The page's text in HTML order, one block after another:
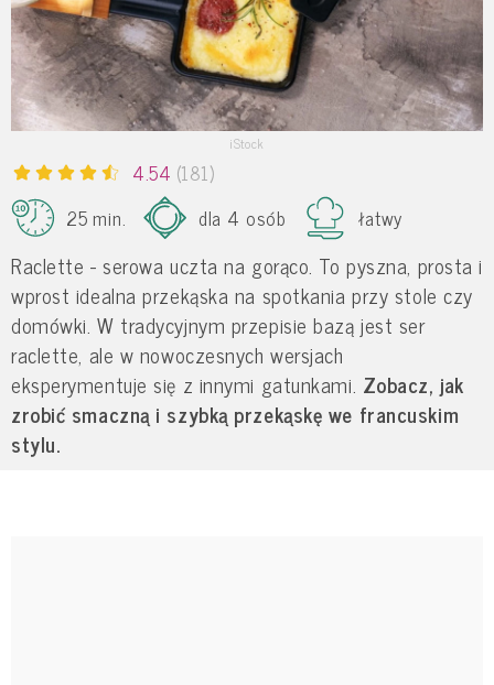
iStock
4.54 (181)
25 min.
dla 4 osób łatwy
Raclette - serowa uczta na gorąco. To pyszna, prosta i
wprost idealna przekąska na spotkania przy stole czy
domówki. W tradycyjnym przepisie bazą jest ser
raclette, ale w nowoczesnych wersjach
eksperymentuje się z innymi gatunkami. Zobacz, jak
zrobić smaczną i szybką przekąskę we francuskim
stylu.